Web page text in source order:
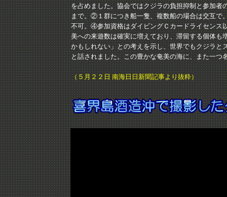
を占めました。協会ではクジラの負担抑制と参加
まで。②１群につき船一隻、複数船の場合は交互
不可。④参加資格はダイビングＣカードライセン
美への来遊数は確実に増えており、滞留する個体
かもしれない」との考えを示し、世界でもクジラ
と話されました。この豊かな奄美の海に、また一つ
（５月２２日 南海日日新聞記事より抜粋）